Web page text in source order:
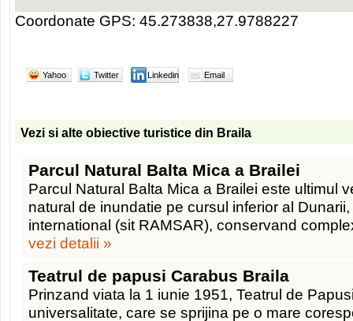
Coordonate GPS: 45.273838,27.9788227
Yahoo Twitter Linkedin Email
Vezi si alte obiective turistice din Braila
Parcul Natural Balta Mica a Brailei
Parcul Natural Balta Mica a Brailei este ultimul
natural de inundatie pe cursul inferior al
international (sit RAMSAR), conservand
vezi detalii »
Teatrul de papusi Carabus Braila
Prinzand viata la 1 iunie 1951, Teatrul de
universalitate, care se sprijina pe o mare